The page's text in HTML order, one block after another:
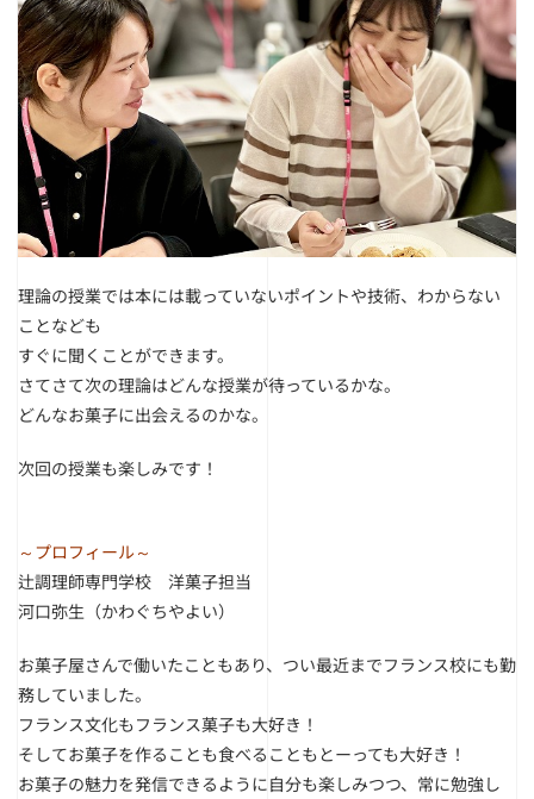
理論の授業では本には載っていないポイントや技術、わからない
ことなども
すぐに聞くことができます。
さてさて次の理論はどんな授業が待っているかな。
どんなお菓子に出会えるのかな。
次回の授業も楽しみです！
～プロフィール～
辻調理師専門学校 洋菓子担当
河口弥生（かわぐちやよい）
お菓子屋さんで働いたこともあり、つい最近までフランス校にも勤
務していました。
フランス文化もフランス菓子も大好き！
そしてお菓子を作ることも食べることもとーっても大好き！
お菓子の魅力を発信できるように自分も楽しみつつ、常に勉強し